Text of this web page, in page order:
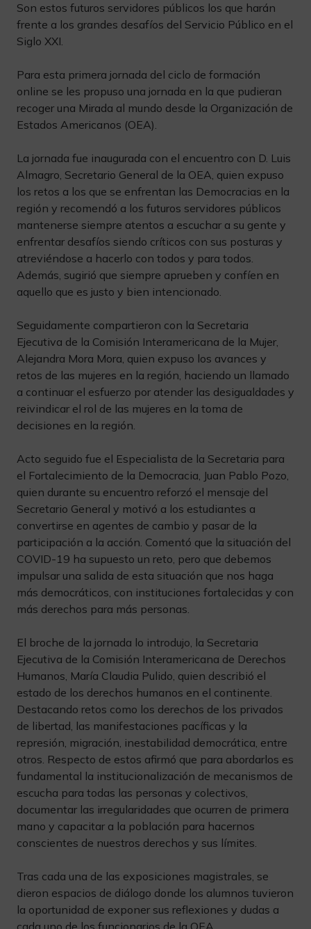
Son estos futuros servidores públicos los que harán
frente a los grandes desafíos del Servicio Público en el
Siglo XXI.
Para esta primera jornada del ciclo de formación
online se les propuso una jornada en la que pudieran
recoger una Mirada al mundo desde la Organización de
Estados Americanos (OEA).
La jornada fue inaugurada con el encuentro con D. Luis
Almagro, Secretario General de la OEA, quien expuso
los retos a los que se enfrentan las Democracias en la
región y recomendó a los futuros servidores públicos
mantenerse siempre atentos a escuchar a su gente y
enfrentar desafíos siendo críticos con sus posturas y
atreviéndose a hacerlo con todos y para todos.
Además, sugirió que siempre aprueben y confíen en
aquello que es justo y bien intencionado.
Seguidamente compartieron con la Secretaria
Ejecutiva de la Comisión Interamericana de la Mujer,
Alejandra Mora Mora, quien expuso los avances y
retos de las mujeres en la región, haciendo un llamado
a continuar el esfuerzo por atender las desigualdades y
reivindicar el rol de las mujeres en la toma de
decisiones en la región.
Acto seguido fue el Especialista de la Secretaria para
el Fortalecimiento de la Democracia, Juan Pablo Pozo,
quien durante su encuentro reforzó el mensaje del
Secretario General y motivó a los estudiantes a
convertirse en agentes de cambio y pasar de la
participación a la acción. Comentó que la situación del
COVID-19 ha supuesto un reto, pero que debemos
impulsar una salida de esta situación que nos haga
más democráticos, con instituciones fortalecidas y con
más derechos para más personas.
El broche de la jornada lo introdujo, la Secretaria
Ejecutiva de la Comisión Interamericana de Derechos
Humanos, María Claudia Pulido, quien describió el
estado de los derechos humanos en el continente.
Destacando retos como los derechos de los privados
de libertad, las manifestaciones pacíficas y la
represión, migración, inestabilidad democrática, entre
otros. Respecto de estos afirmó que para abordarlos es
fundamental la institucionalización de mecanismos de
escucha para todas las personas y colectivos,
documentar las irregularidades que ocurren de primera
mano y capacitar a la población para hacernos
conscientes de nuestros derechos y sus límites.
Tras cada una de las exposiciones magistrales, se
dieron espacios de diálogo donde los alumnos tuvieron
la oportunidad de exponer sus reflexiones y dudas a
cada uno de los funcionarios de la OEA.